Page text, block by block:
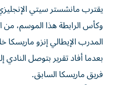
يقترب مانشستر سيتي
وكأس الرابطة هذا الموسم، من
المدرب الإيطالي إنزو ماريسكا
بعدما أفاد تقرير بتوصل
فريق ماريسكا السابق.